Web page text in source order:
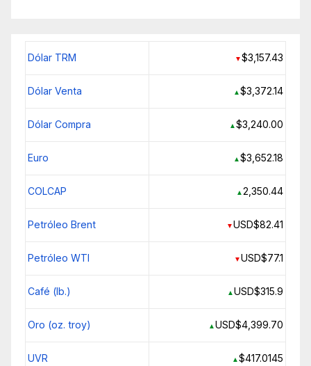
Dólar TRM ▼$3,157.43
Dólar Venta ▲$3,372.14
Dólar Compra ▲$3,240.00
Euro ▲$3,652.18
COLCAP ▲2,350.44
Petróleo Brent ▼USD$82.41
Petróleo WTI ▼USD$77.1
Café (lb.) ▲USD$315.9
Oro (oz. troy) ▲USD$4,399.70
UVR ▲$417.0145